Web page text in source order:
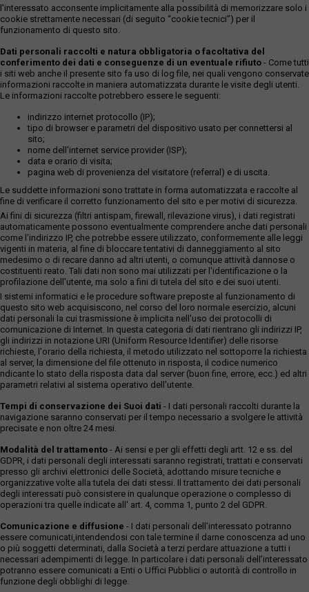
l’interessato acconsente implicitamente alla possibilità di memorizzare solo i
cookie strettamente necessari (di seguito “cookie tecnici”) per il
funzionamento di questo sito.
Dati personali raccolti e natura obbligatoria o facoltativa del
conferimento dei dati e conseguenze di un eventuale rifiuto - Come tutti
i siti web anche il presente sito fa uso di log file, nei quali vengono conservate
informazioni raccolte in maniera automatizzata durante le visite degli utenti.
Le informazioni raccolte potrebbero essere le seguenti:
indirizzo internet protocollo (IP);
tipo di browser e parametri del dispositivo usato per connettersi al
sito;
nome dell'internet service provider (ISP);
data e orario di visita;
pagina web di provenienza del visitatore (referral) e di uscita.
Le suddette informazioni sono trattate in forma automatizzata e raccolte al
fine di verificare il corretto funzionamento del sito e per motivi di sicurezza.
Ai fini di sicurezza (filtri antispam, firewall, rilevazione virus), i dati registrati
automaticamente possono eventualmente comprendere anche dati personali
come l'indirizzo IP, che potrebbe essere utilizzato, conformemente alle leggi
vigenti in materia, al fine di bloccare tentativi di danneggiamento al sito
medesimo o di recare danno ad altri utenti, o comunque attività dannose o
costituenti reato. Tali dati non sono mai utilizzati per l'identificazione o la
profilazione dell'utente, ma solo a fini di tutela del sito e dei suoi utenti.
I sistemi informatici e le procedure software preposte al funzionamento di
questo sito web acquisiscono, nel corso del loro normale esercizio, alcuni
dati personali la cui trasmissione è implicita nell'uso dei protocolli di
comunicazione di Internet. In questa categoria di dati rientrano gli indirizzi IP,
gli indirizzi in notazione URI (Uniform Resource Identifier) delle risorse
richieste, l'orario della richiesta, il metodo utilizzato nel sottoporre la richiesta
al server, la dimensione del file ottenuto in risposta, il codice numerico
ndicante lo stato della risposta data dal server (buon fine, errore, ecc.) ed altri
parametri relativi al sistema operativo dell'utente.
Tempi di conservazione dei Suoi dati - I dati personali raccolti durante la
navigazione saranno conservati per il tempo necessario a svolgere le attività
precisate e non oltre 24 mesi.
Modalità del trattamento - Ai sensi e per gli effetti degli artt. 12 e ss. del
GDPR, i dati personali degli interessati saranno registrati, trattati e conservati
presso gli archivi elettronici delle Società, adottando misure tecniche e
organizzative volte alla tutela dei dati stessi. Il trattamento dei dati personali
degli interessati può consistere in qualunque operazione o complesso di
operazioni tra quelle indicate all' art. 4, comma 1, punto 2 del GDPR.
Comunicazione e diffusione - I dati personali dell’interessato potranno
essere comunicati,intendendosi con tale termine il darne conoscenza ad uno
o più soggetti determinati, dalla Società a terzi perdare attuazione a tutti i
necessari adempimenti di legge. In particolare i dati personali dell’interessato
potranno essere comunicati a Enti o Uffici Pubblici o autorità di controllo in
funzione degli obblighi di legge.